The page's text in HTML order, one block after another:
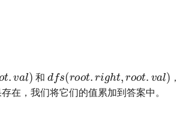
oo val
和
d f ( o r g h o va
在，我们将它们的值累加到答案中。